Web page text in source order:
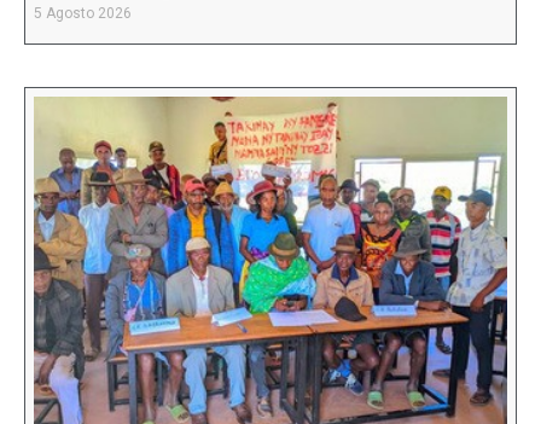
5 Agosto 2026